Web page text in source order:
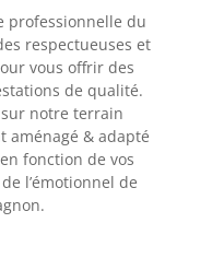
professionnelle du
respectueuses et
vous offrir des
de qualité.
notre terrain
aménagé & adapté
fonction de vos
l’émotionnel de